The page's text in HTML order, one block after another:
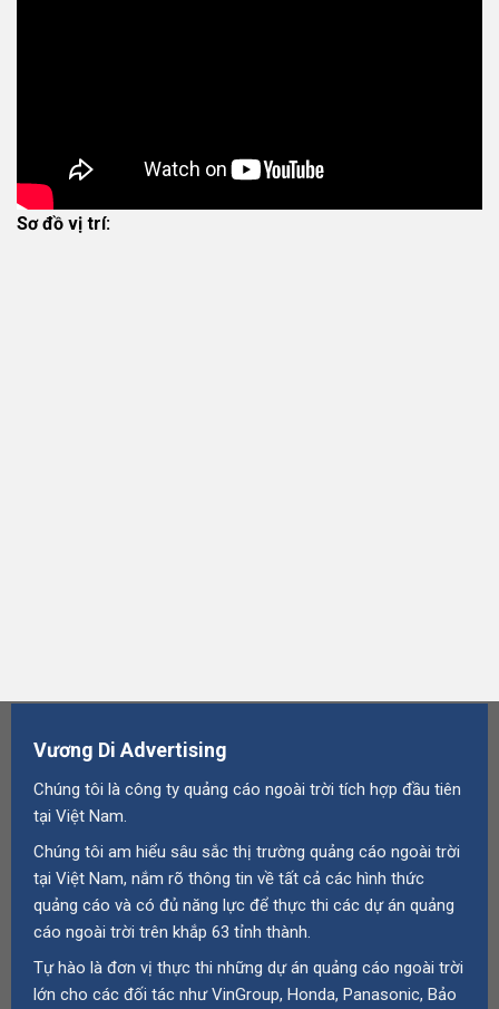
Sơ đồ vị trí:
Vương Di Advertising
Chúng tôi là công ty quảng cáo ngoài trời tích hợp đầu tiên
tại Việt Nam.
Chúng tôi am hiểu sâu sắc thị trường quảng cáo ngoài trời
tại Việt Nam, nắm rõ thông tin về tất cả các hình thức
quảng cáo và có đủ năng lực để thực thi các dự án quảng
cáo ngoài trời trên khắp 63 tỉnh thành.
Tự hào là đơn vị thực thi những dự án quảng cáo ngoài trời
lớn cho các đối tác như VinGroup, Honda, Panasonic, Bảo